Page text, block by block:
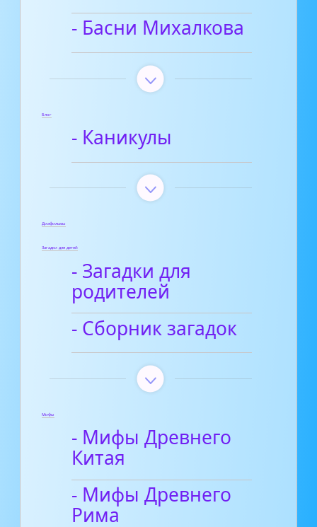
- Басни Михалкова
Блог
- Каникулы
Диафильмы
Загадки для детей
- Загадки для
родителей
- Сборник загадок
Мифы
- Мифы Древнего
Китая
- Мифы Древнего
Рима